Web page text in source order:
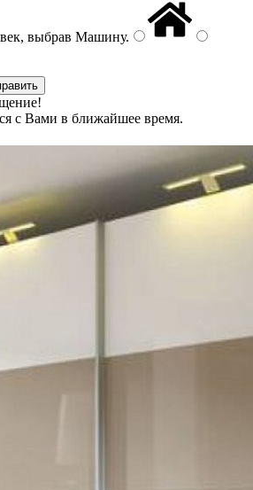
выбрав Машину.
с Вами в ближайшее время.